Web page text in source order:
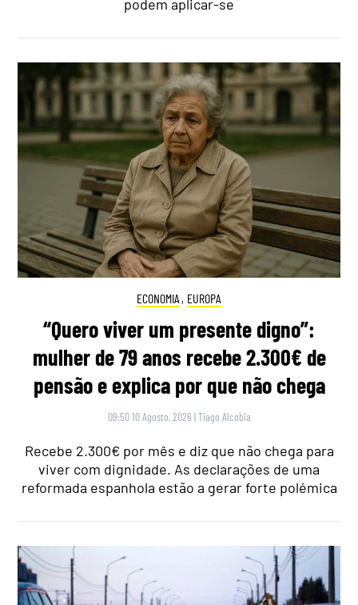
podem aplicar-se
ECONOMIA , EUROPA
“Quero viver um presente digno”:
mulher de 79 anos recebe 2.300€ de
pensão e explica por que não chega
09:50 10 Agosto, 2026 |Tiago Alcobia
Recebe 2.300€ por mês e diz que não chega para
viver com dignidade. As declarações de uma
reformada espanhola estão a gerar forte polémica